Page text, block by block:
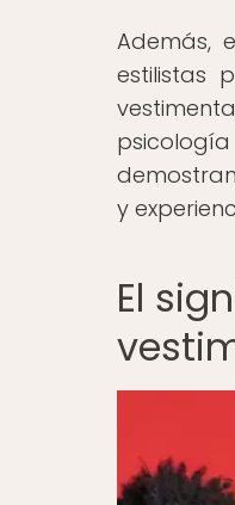
Además,
estilistas
y
El